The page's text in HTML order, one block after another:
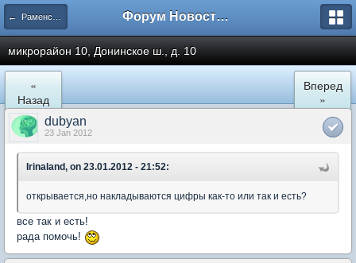
← Раменское Форум Новостройки
микрорайон 10, Донинское ш., д. 10
«
Назад
Вперед
»
dubyan
23 Jan 2012
Irinaland, on 23.01.2012 - 21:52:
открывается,но накладываются цифры как-то или так и есть?
все так и есть!
рада помочь!